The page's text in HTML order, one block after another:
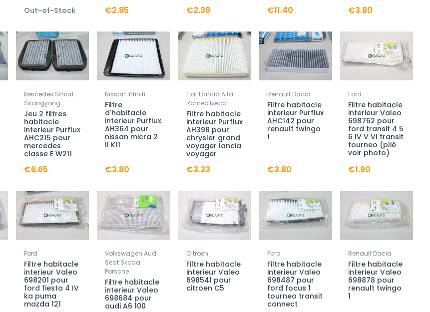
Out-of-Stock
€2.85 €2.38 €11.40 €3.80
Mercedes Smart
Ssangyong
Jeu 2 filtres
habitacle
interieur Purflux
AHC215 pour
mercedes
classe E W211
€6.65
Nissan Infiniti
Filtre
d'habitacle
interieur Purflux
AH364 pour
nissan micra 2
II K11
€3.80
Fiat Lancia Alfa
Romeo Iveco
Filtre habitacle
interieur Purflux
AH398 pour
chrysler grand
voyager lancia
voyager
€3.33
Renault Dacia
Filtre habitacle
interieur Purflux
AHC142 pour
renault twingo
1
€3.80
Ford
Filtre habitacle
interieur Valeo
698762 pour
ford transit 4 5
6 IV V VI transit
tourneo (plié
voir photo)
€1.90
Ford
Filtre habitacle
interieur Valeo
698201 pour
ford fiesta 4 IV
ka puma
mazda 121
Volkswagen Audi
Seat Skoda
Porsche
Filtre habitacle
interieur Valeo
698684 pour
audi A6 100
Citroen
Filtre habitacle
interieur Valeo
698541 pour
citroen C5
Ford
Filtre habitacle
interieur Valeo
698487 pour
ford focus 1
tourneo transit
connect
Renault Dacia
Filtre habitacle
interieur Valeo
698878 pour
renault twingo
1